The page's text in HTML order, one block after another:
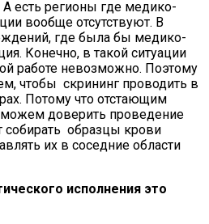
А есть регионы где медико-
вообще отсутствуют. В
где была бы медико-
Конечно, в такой ситуации
работе невозможно. Поэтому
чтобы скрининг проводить в
Потому что отстающим
доверить проведение
собирать образцы крови
их в соседние области
исполнения это